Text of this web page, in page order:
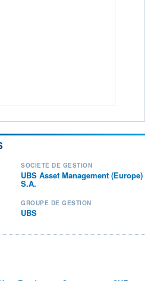
+ PORTEFEUILLE + LISTE
SOCIÉTÉ DE GESTION
UBS Asset Management (Europe)
S.A.
GROUPE DE GESTION
UBS